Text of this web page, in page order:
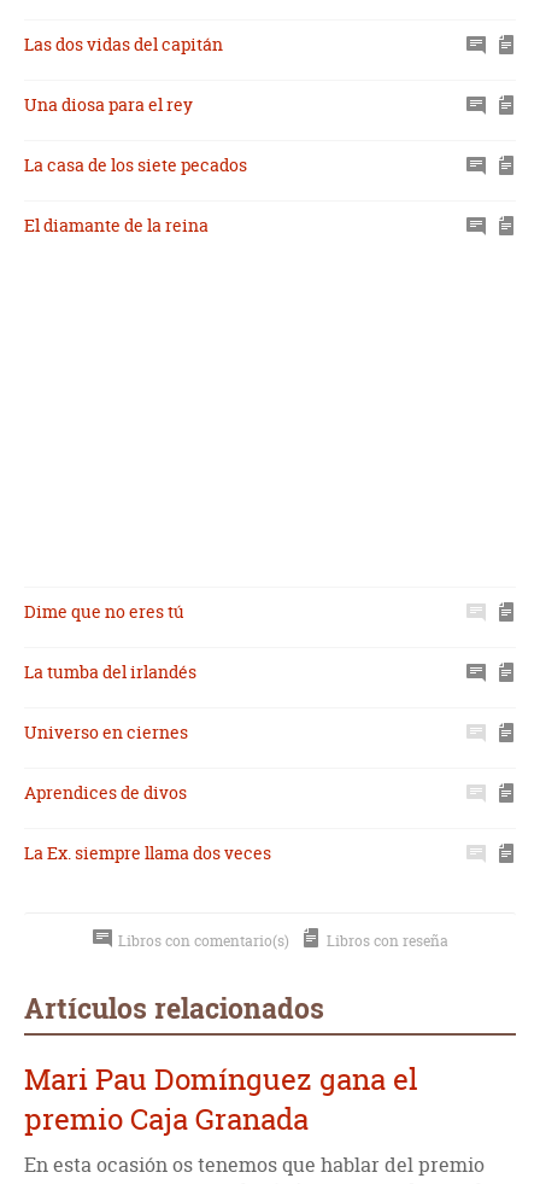
Las dos vidas del capitán
Una diosa para el rey
La casa de los siete pecados
El diamante de la reina
Dime que no eres tú
La tumba del irlandés
Universo en ciernes
Aprendices de divos
La Ex. siempre llama dos veces
Libros con comentario(s) Libros con reseña
Artículos relacionados
Mari Pau Domínguez gana el
premio Caja Granada
En esta ocasión os tenemos que hablar del premio